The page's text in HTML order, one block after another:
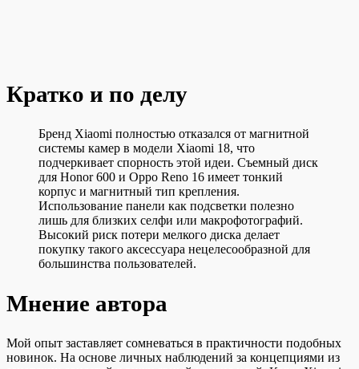
Кратко и по делу
Бренд Xiaomi полностью отказался от магнитной
системы камер в модели Xiaomi 18, что
подчеркивает спорность этой идеи. Съемный диск
для Honor 600 и Oppo Reno 16 имеет тонкий
корпус и магнитный тип крепления.
Использование панели как подсветки полезно
лишь для близких селфи или макрофотографий.
Высокий риск потери мелкого диска делает
покупку такого аксессуара нецелесообразной для
большинства пользователей.
Мнение автора
Мой опыт заставляет сомневаться в практичности подобных
новинок. На основе личных наблюдений за концепциями из